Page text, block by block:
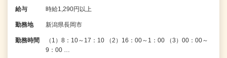
給与 時給1,290円以上
勤務地 新潟県長岡市
勤務時間
（1）8：10～17：10 （2）16：00～1：00 （3）00：00～
9：00 …